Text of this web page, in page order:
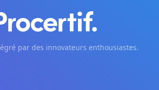
par des innovateurs enthousiastes.